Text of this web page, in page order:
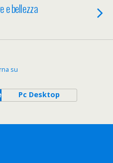
e bellezza
su
Pc Desktop